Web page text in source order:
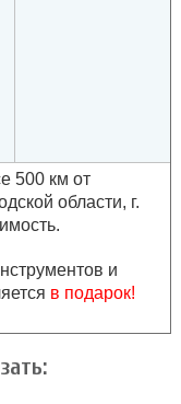
500 км от
области, г.
и
в подарок!